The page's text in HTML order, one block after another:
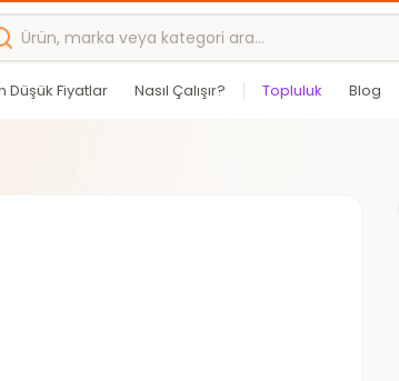
Düşük Fiyatlar Nasıl Çalışır? Topluluk Blog